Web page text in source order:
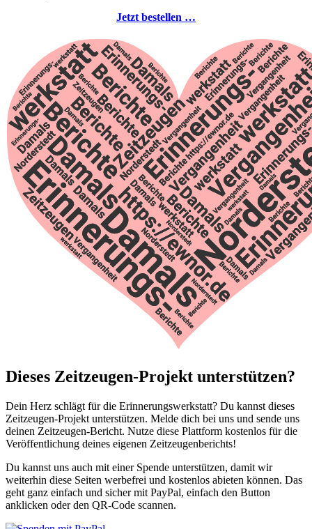
Jetzt bestellen …
Dieses Zeitzeugen-Projekt unterstützen?
Dein Herz schlägt für die Erinnerungswerkstatt? Du kannst dieses
Zeitzeugen-Projekt unterstützen. Melde dich bei uns und sende uns
deinen Zeitzeugen-Bericht. Nutze diese Plattform kostenlos für die
Veröffentlichung deines eigenen Zeitzeugenberichts!
Du kannst uns auch mit einer Spende unterstützen, damit wir
weiterhin diese Seiten werbefrei und kostenlos abieten können. Das
geht ganz einfach und sicher mit PayPal, einfach den Button
anklicken oder den QR-Code scannen.